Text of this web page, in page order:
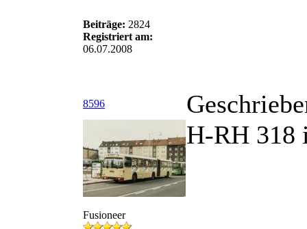
Beiträge: 2824
Registriert am:
06.07.2008
8596
Fusioneer
H-RH 318